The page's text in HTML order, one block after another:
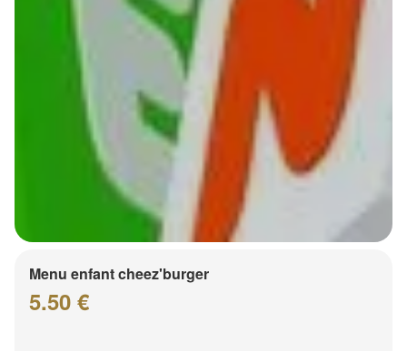
Menu enfant cheez'burger
5.50 €